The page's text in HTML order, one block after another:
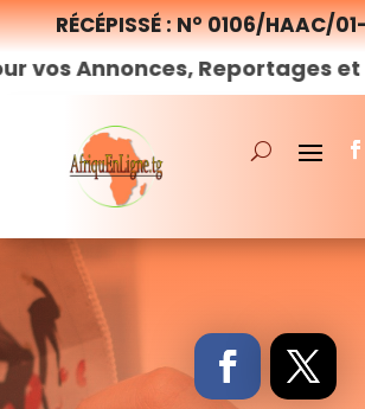
RÉCÉPISSÉ : N° 0106/HAAC/
Reportages et